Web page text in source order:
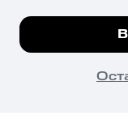
психотропных
их незаконный
законодательством
© 2026 ООО «КИОН».
Все права защищены
Мы